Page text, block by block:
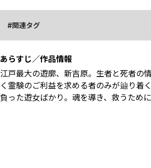
関連タグ
あらすじ／作品情報
江戸最大の遊廓、新吉原。生者と死者の
く霊験のご利益を求める者のみが辿り着
負った遊女ばかり。魂を導き、救うた